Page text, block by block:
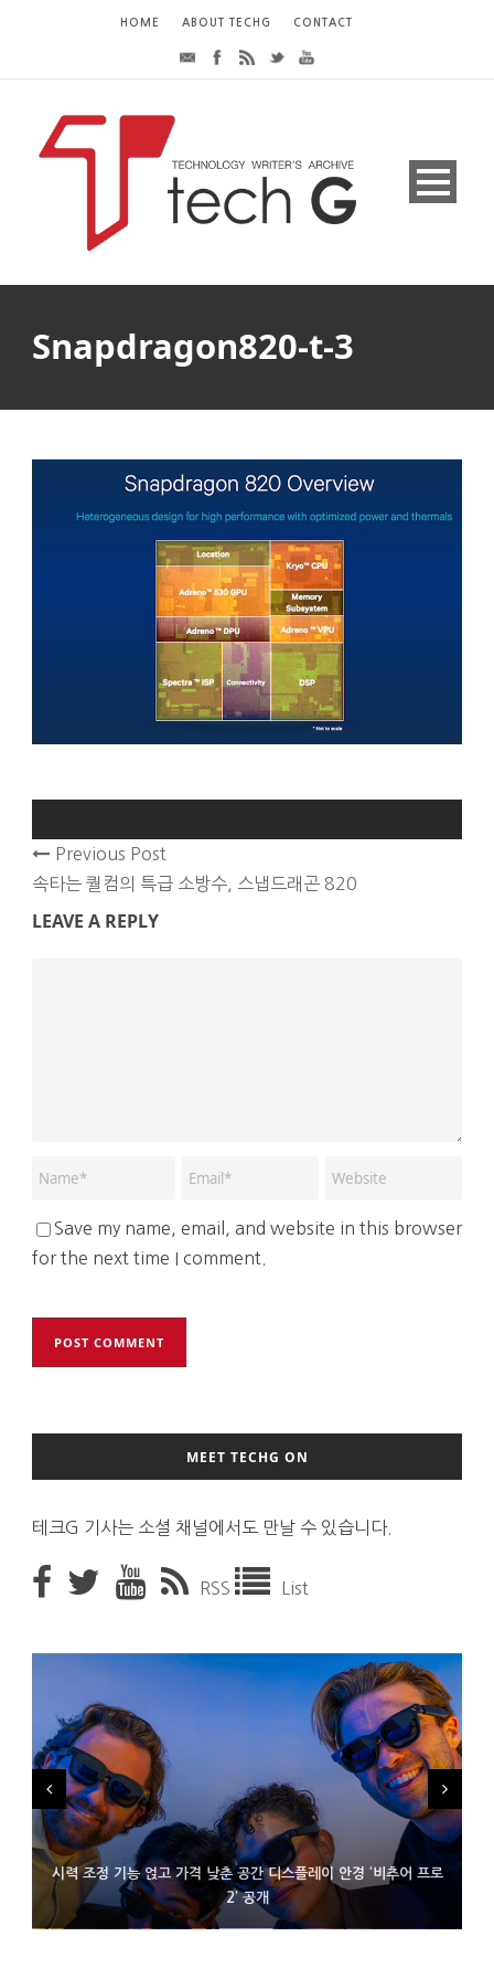
HOME ABOUT TECHG CONTACT
Snapdragon820-t-3
Previous Post
속타는 퀄컴의 특급 소방수, 스냅드래곤 820
LEAVE A REPLY
Save my name, email, and website in this browser
for the next time I comment.
MEET TECHG ON
테크G 기사는 소셜 채널에서도 만날 수 있습니다.
RSS List
시력 조정 기능 얹고 가격 낮춘 공간 디스플레이 안경 ‘비추어 프로
2’ 공개
D램 부족에 10억달러어치 아이폰18 프로세서 패키징 대기 중
300~400달러 반지형 스피커 준비하는 오픈AI